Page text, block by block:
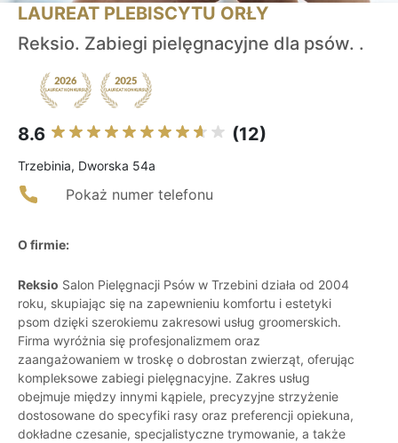
LAUREAT PLEBISCYTU ORŁY
Reksio. Zabiegi pielęgnacyjne dla psów. .
8.6 (12)
Trzebinia, Dworska 54a
Pokaż numer telefonu
O firmie:
Reksio Salon Pielęgnacji Psów w Trzebini działa od 2004
roku, skupiając się na zapewnieniu komfortu i estetyki
psom dzięki szerokiemu zakresowi usług groomerskich.
Firma wyróżnia się profesjonalizmem oraz
zaangażowaniem w troskę o dobrostan zwierząt, oferując
kompleksowe zabiegi pielęgnacyjne. Zakres usług
obejmuje między innymi kąpiele, precyzyjne strzyżenie
dostosowane do specyfiki rasy oraz preferencji opiekuna,
dokładne czesanie, specjalistyczne trymowanie, a także